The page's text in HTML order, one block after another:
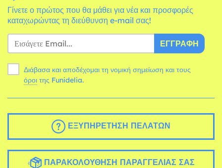
Γίνετε ο πρώτος που θα μάθει για νέα και προσφορές
καταχωρώντας τη διεύθυνση e-mail σας!
ΕΓΓΡΑΦΉ
Διάβασα και αποδέχομαι τη νομική σημείωση και τους
όροι της Funidelia.
ΕΞΥΠΗΡΈΤΗΣΗ ΠΕΛΑΤΏΝ
ΠΑΡΑΚΟΛΟΎΘΗΣΗ ΠΑΡΑΓΓΕΛΊΑΣ ΣΑΣ